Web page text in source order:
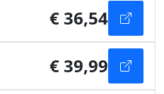
€ 36,54
€ 39,99